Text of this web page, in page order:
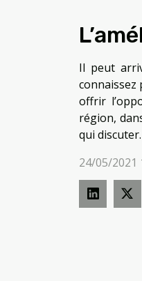
Il peut
connaissez
offrir
région,
qui discuter.
24/05/2021